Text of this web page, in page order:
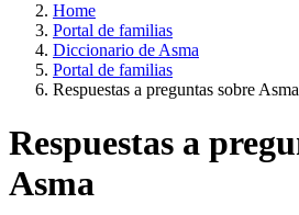
Home
Portal de familias
Diccionario de Asma
Portal de familias
Respuestas a preguntas sobre Asma
Respuestas a
Asma